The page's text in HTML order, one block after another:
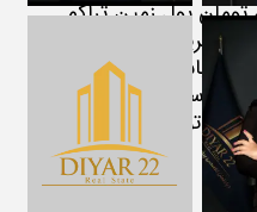
متر 350 میلیون تومان پول زمین تراکم
خرید و فروش
میشود و در حال حاضر روی خاک می باشد 200 میلیون
مفهوم ساده تر حداقل